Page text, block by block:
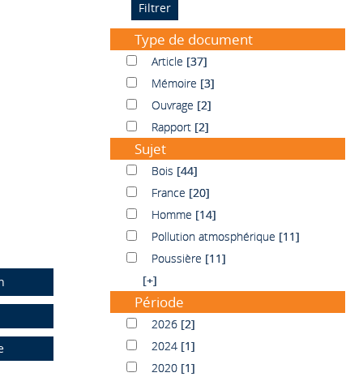
Type de document
ArticleArticle [37]
MémoireMémoire [3]
OuvrageOuvrage [2]
RapportRapport [2]
Sujet
Bois Bois [44]
FranceFrance [20]
HommeHomme [14]
Pollution atmosphérique
Pollution atmosphérique [11]
PoussièrePoussière [11]
[+]
Période
20262026 [2]
20242024 [1]
20202020 [1]